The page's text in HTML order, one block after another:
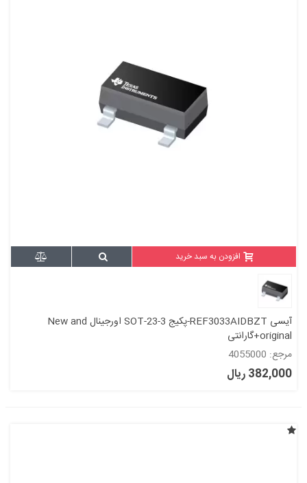
افزودن به سبد خرید
آیسی REF3033AIDBZT-پکیج SOT-23-3 اورجینال New and
original+گارانتی
مرجع: 4055000
382,000 ریال